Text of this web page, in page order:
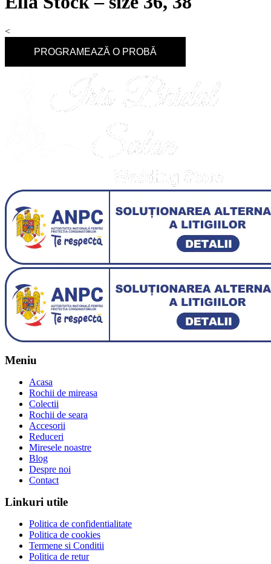
<
PROGRAMEAZĂ O PROBĂ
Meniu
Acasa
Rochii de mireasa
Colectii
Rochii de seara
Accesorii
Reduceri
Miresele noastre
Blog
Despre noi
Contact
Linkuri utile
Politica de confidentialitate
Politica de cookies
Termene si Conditii
Politica de retur